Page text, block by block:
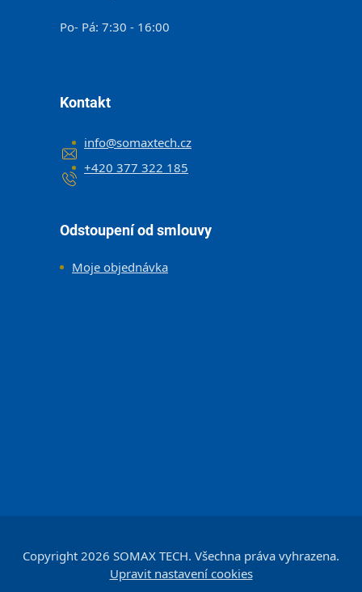
Po- Pá: 7:30 - 16:00
Kontakt
info@somaxtech.cz
+420 377 322 185
Odstoupení od smlouvy
Moje objednávka
Copyright 2026 SOMAX TECH. Všechna práva vyhrazena.
Upravit nastavení cookies